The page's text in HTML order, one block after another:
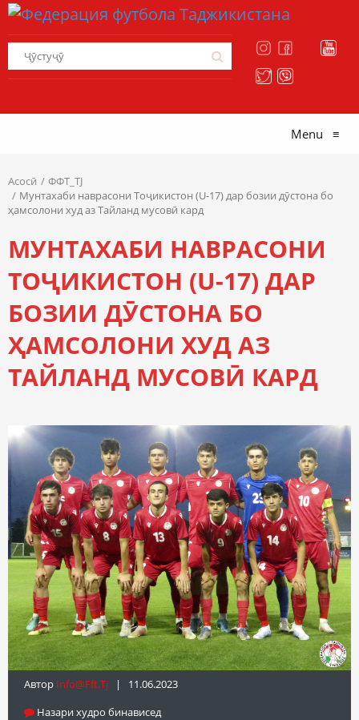
Menu ≡
Асосӣ
ФФТ_TJ
Мунтахаби наврасони Тоҷикистон (U-17) дар бозии дӯстона бо
ҳамсолони худ аз Тайланд мусовӣ кард
МУНТАХАБИ НАВРАСОНИ
ТОҶИКИСТОН (U-17) ДАР
БОЗИИ ДӮСТОНА БО
ҲАМСОЛОНИ ХУД АЗ
ТАЙЛАНД МУСОВӢ КАРД
Автор Info@fft.tj | 11.06.2023
Назари худро бинависед